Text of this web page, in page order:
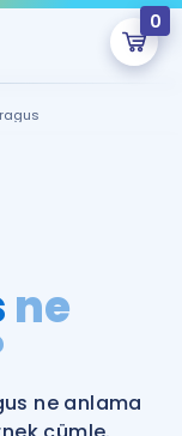
0
eğitim seni
ne
ne anlama